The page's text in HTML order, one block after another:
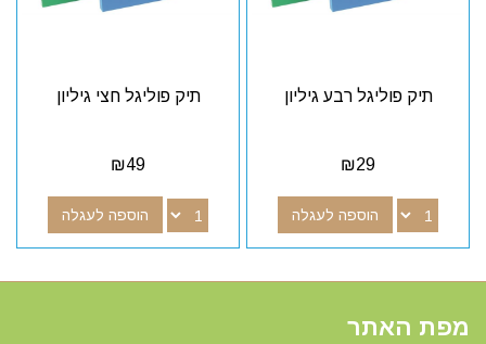
תיק פוליגל רבע גיליון
₪29
הוספה לעגלה
תיק פוליגל חצי גיליון
₪49
הוספה לעגלה
מפת האתר